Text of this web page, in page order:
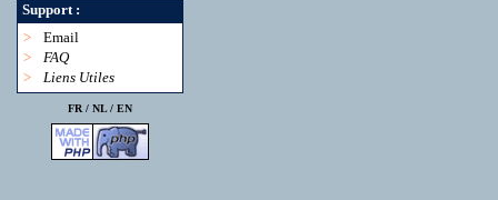
Support :
>
Email
>
FAQ
>
Liens Utiles
FR / NL/ EN